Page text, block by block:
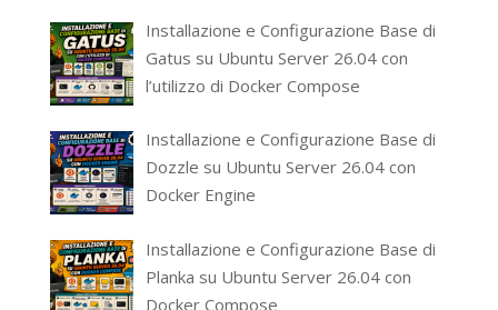
Installazione e Configurazione Base di
Gatus su Ubuntu Server 26.04 con
l’utilizzo di Docker Compose
Installazione e Configurazione Base di
Dozzle su Ubuntu Server 26.04 con
Docker Engine
Installazione e Configurazione Base di
Planka su Ubuntu Server 26.04 con
Docker Compose